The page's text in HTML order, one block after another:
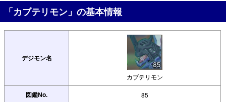
「カブテリモン」の基本情報
デジモン名
カブテリモン
図鑑No. 85